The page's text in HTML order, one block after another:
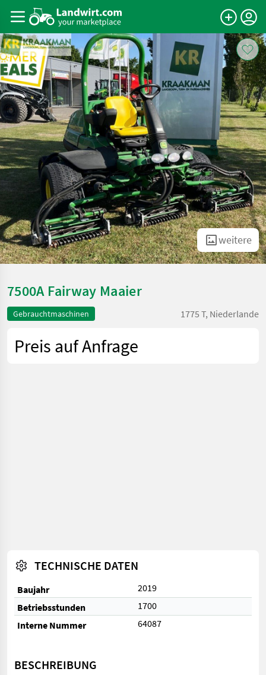
weitere
7500A Fairway Maaier
Gebrauchtmaschinen 1775 T, Niederlande
Preis auf Anfrage
TECHNISCHE DATEN
Baujahr
2019
Betriebsstunden
1700
Interne Nummer
64087
BESCHREIBUNG